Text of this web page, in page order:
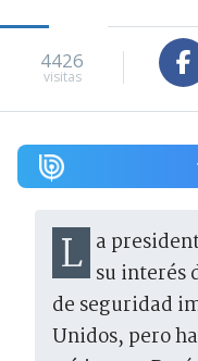
4426
visitas
La presidenta Keiko Fujimori expresó su interés
de seguridad
Unidos, pero